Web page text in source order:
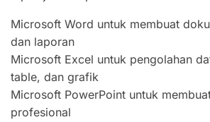
Microsoft Word untuk membuat
dan laporan
Microsoft Excel untuk pengolahan
table, dan grafik
Microsoft PowerPoint untuk
profesional